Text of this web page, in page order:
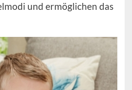
und ermöglichen das